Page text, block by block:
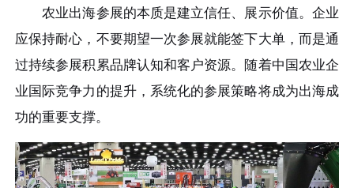
农业出海参展的本质是建立信任、展示价值。企业
应保持耐心，不要期望一次参展就能签下大单，而是通
过持续参展积累品牌认知和客户资源。随着中国农业企
业国际竞争力的提升，系统化的参展策略将成为出海成
功的重要支撑。